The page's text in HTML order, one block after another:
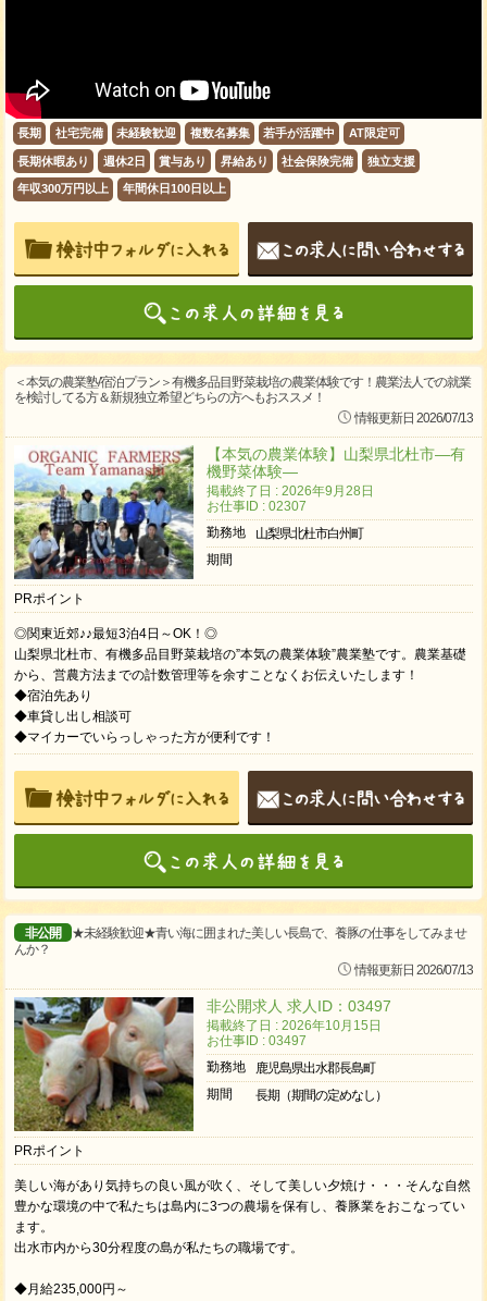
長期 社宅完備 未経験歓迎 複数名募集 若手が活躍中 AT限定可
長期休暇あり 週休2日 賞与あり 昇給あり 社会保険完備 独立支援
年収300万円以上 年間休日100日以上
＜本気の農業塾/宿泊プラン＞有機多品目野菜栽培の農業体験です！農業法人での就業
を検討してる方＆新規独立希望どちらの方へもおススメ！
情報更新日 2026/07/13
【本気の農業体験】山梨県北杜市―有
機野菜体験―
掲載終了日 : 2026年9月28日
お仕事ID : 02307
勤務地
山梨県北杜市白州町
期間
PRポイント
◎関東近郊♪♪最短3泊4日～OK！◎
山梨県北杜市、有機多品目野菜栽培の”本気の農業体験”農業塾です。農業基礎
から、営農方法までの計数管理等を余すことなくお伝えいたします！
◆宿泊先あり
◆車貸し出し相談可
◆マイカーでいらっしゃった方が便利です！
非公開
★未経験歓迎★青い海に囲まれた美しい長島で、養豚の仕事をしてみませ
んか？
情報更新日 2026/07/13
非公開求人 求人ID：03497
掲載終了日 : 2026年10月15日
お仕事ID : 03497
勤務地
鹿児島県出水郡長島町
期間
長期（期間の定めなし）
PRポイント
美しい海があり気持ちの良い風が吹く、そして美しい夕焼け・・・そんな自然
豊かな環境の中で私たちは島内に3つの農場を保有し、養豚業をおこなってい
ます。
出水市内から30分程度の島が私たちの職場です。
◆月給235,000円～